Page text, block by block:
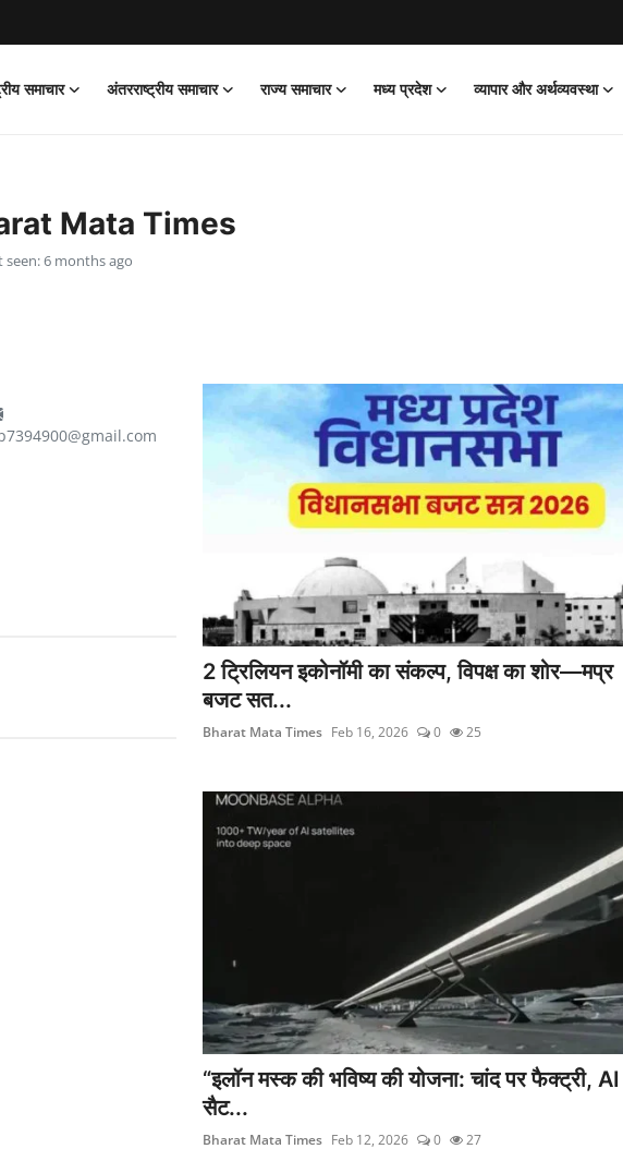
समाचार अंतरराष्ट्रीय समाचार राज्य समाचार मध्य प्रदेश व्यापार और अर्थव्यवस्था
Mata Times
seen: 6 months ago
2 ट्रिलियन इकोनॉमी का संकल्प, विपक्ष का शोर—मप्र
बजट सत...
Bharat Mata Times Feb 16, 2026 0 25
“इलॉन मस्क की भविष्य की योजना: चांद पर फैक्ट्री, AI
सैट...
Bharat Mata Times Feb 12, 2026 0 27